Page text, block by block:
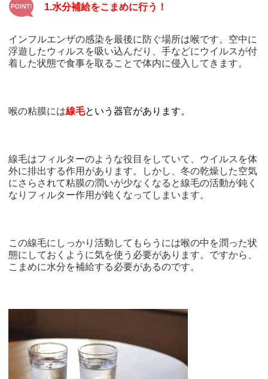
1.水分補給をこまめに行う！
インフルエンザの感染を最後に防ぐ場所は喉です。空中に
浮遊したウィルスを吸い込んだり、手などにウイルスが付
着した状態で食事を取ることで体内に侵入してきます。
喉の粘膜には線毛という器官があります。
線毛はフィルターのような役目をしていて、ウイルスを体
外に排出する作用があります。しかし、冬の乾燥した空気
にさらされて粘膜の潤いが少なくなると線毛の活動が鈍く
なりフィルター作用が鈍くなってしまいます。
この線毛にしっかり活動してもらうには喉の中を潤った状
態にしておくように気を使う必要があります。ですから、
こまめに水分を補給する必要があるのです。